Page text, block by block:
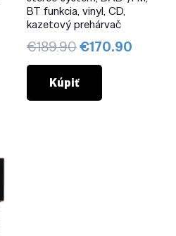
BT funkcia, vinyl, CD,
kazetový prehárvač
€189.90Pôvodná
cena
bola:
€189.90.
€170.90
Kúpiť